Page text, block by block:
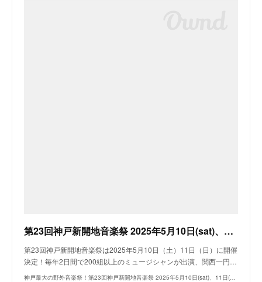
第23回神戸新開地音楽祭 2025年5月10日(sat)、11日(sun)開催！ 神戸最大の野外音楽フェスティバル！
第23回神戸新開地音楽祭は2025年5月10日（土）11日（日）に開催
決定！毎年2日間で200組以上のミュージシャンが出演、関西一円…
神戸最大の野外音楽祭！第23回神戸新開地音楽祭 2025年5月10日(sat)、11日(sun) - 神戸新開地音楽祭2025公式サイト。2025年5月10日（土）11日（日）！毎年2日間で280組以